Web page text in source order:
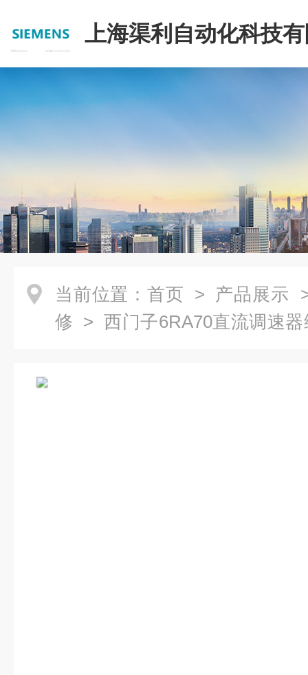
上海渠利自动化科技
当前位置： 首页 > 产品展示
修 > 西门子6RA70直流调速